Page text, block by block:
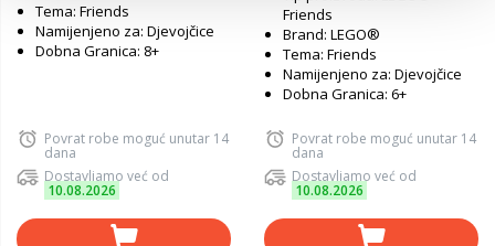
Tema: Friends
Namijenjeno za: Djevojčice
Dobna Granica: 8+
Povrat robe moguć unutar 14
dana
Dostavljamo već od
10.08.2026
Friends
Brand: LEGO®
Tema: Friends
Namijenjeno za: Djevojčice
Dobna Granica: 6+
Povrat robe moguć unutar 14
dana
Dostavljamo već od
10.08.2026